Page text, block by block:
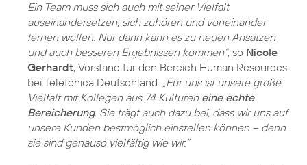
Ein Team muss sich auch mit seiner Vielfalt
auseinandersetzen, sich zuhören und voneinander
lernen wollen. Nur dann kann es zu neuen Ansätzen
und auch besseren Ergebnissen kommen“, so Nicole
Gerhardt, Vorstand für den Bereich Human Resources
bei Telefónica Deutschland. „Für uns ist unsere große
Vielfalt mit Kollegen aus 74 Kulturen eine echte
Bereicherung. Sie trägt auch dazu bei, dass wir uns auf
unsere Kunden bestmöglich einstellen können – denn
sie sind genauso vielfältig wie wir.“